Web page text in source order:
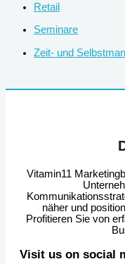
Retail
Seminare
Zeit- und
Vitamin11
näher und
Profitieren Sie von
Visit us on social